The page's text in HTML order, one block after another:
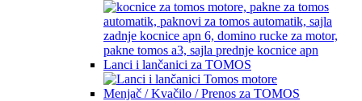
Lanci i lančanici za TOMOS
Menjač / Kvačilo / Prenos za TOMOS